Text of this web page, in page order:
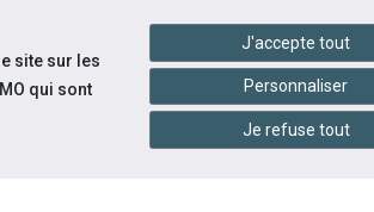
Accessibilité handshake Services en ligne
SOMMES-
CONTACTEZ-
NOUS
site sur les
qui sont
J'accepte tout
Personnaliser
Je refuse tout